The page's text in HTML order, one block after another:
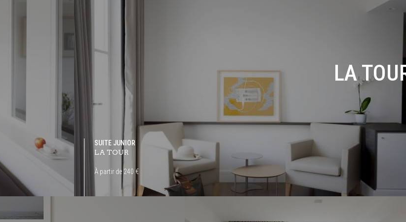
LA
SUITE JUNIOR
LA TOUR
À partir de 240 €